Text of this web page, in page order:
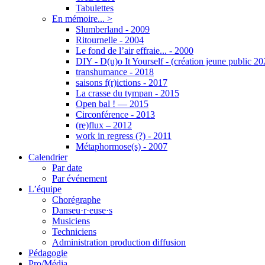
Tabulettes
En mémoire... >
Slumberland - 2009
Ritournelle - 2004
Le fond de l’air effraie... - 2000
DIY - D(u)o It Yourself - (création jeune public
transhumance - 2018
saisons f(r)ictions - 2017
La crasse du tympan - 2015
Open bal ! — 2015
Circonférence - 2013
(re)flux – 2012
work in regress (?) - 2011
Métaphormose(s) - 2007
Calendrier
Par date
Par événement
L’équipe
Chorégraphe
Danseu·r·euse·s
Musiciens
Techniciens
Administration production diffusion
Pédagogie